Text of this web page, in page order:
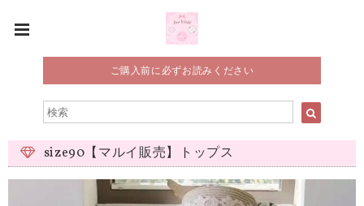
ご購入前に必ずお読みください
size90【マルイ販売】トップス